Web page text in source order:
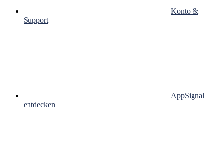
Konto &
Support
AppSignal
entdecken